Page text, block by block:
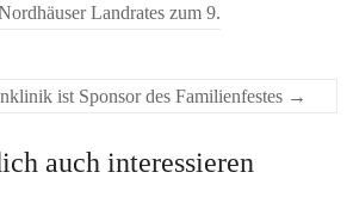
Landrates zum 9.
ist Sponsor des Familienfestes →
auch interessieren